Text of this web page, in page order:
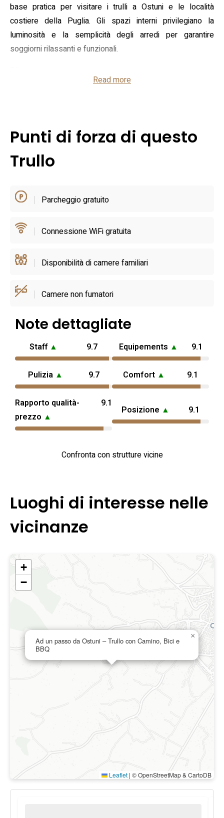
base pratica per visitare i trulli a Ostuni e le località
costiere della Puglia. Gli spazi interni privilegiano la
luminosità e la semplicità degli arredi per garantire
soggiorni rilassanti e funzionali.
angolo cottura attrezzato con macchina per il caffè e gli
bagno è completo e sono forniti asciugamani e prodotti di
cortesia. La casa offre accesso indipendente, connessione
Wi‑Fi e soluzioni per il riscaldamento, pensate per rendere
quelle più fresche.
pranzo all’aperto, barbecue e doccia esterna, ideale per le
esplorare le campagne e il parcheggio privato per chi arriva
animali di piccola taglia senza costi aggiuntivi. Grazie alla
posizione e ai servizi offerti, questa soluzione è adatta a
coppie, famiglie o piccoli gruppi che cercano un soggiorno
tranquillo ma ben collegato alle attrazioni e alle spiagge
nei dintorni di Ostuni.
Read more
Punti di forza di questo
Trullo
Parcheggio gratuito
Connessione WiFi gratuita
Disponibilità di camere familiari
Camere non fumatori
Note dettagliate
Staff ▲ 9.7 Equipements ▲ 9.1
Pulizia ▲ 9.7 Comfort ▲ 9.1
Rapporto qualità-
prezzo ▲
9.1
Posizione ▲ 9.1
Confronta con strutture vicine
Luoghi di interesse nelle
vicinanze
Ad un passo da Ostuni – Trullo con Camino, Bici e
BBQ
×
+
−
Leaflet | © OpenStreetMap & CartoDB